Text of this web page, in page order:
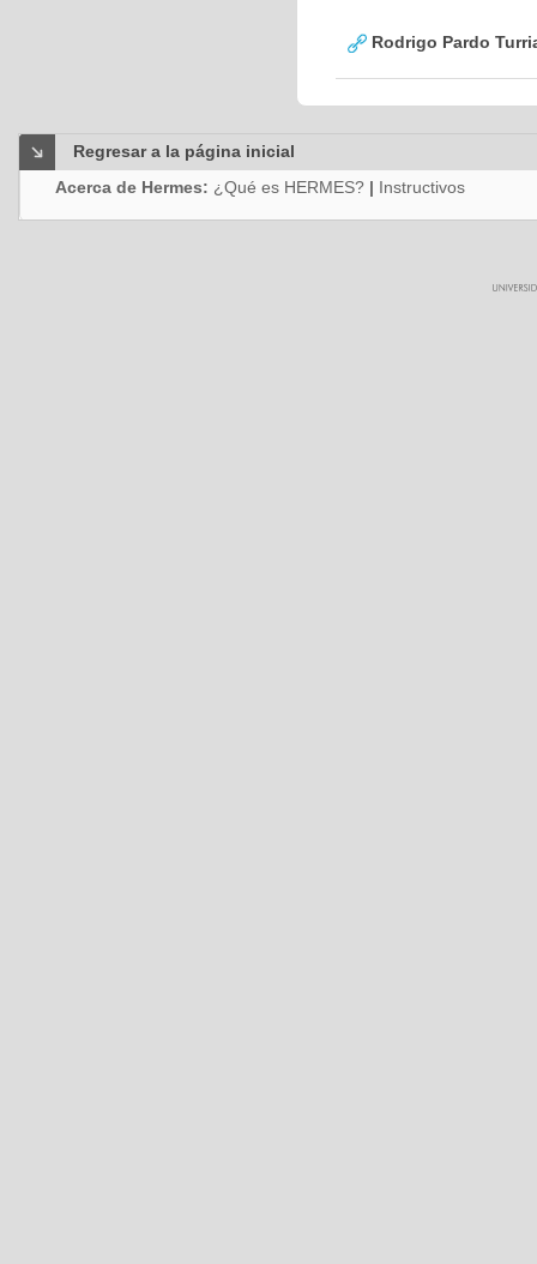
Rodrigo Pardo
Regresar a la página inicial
Acerca de Hermes: ¿Qué es HERMES? | Instructivos